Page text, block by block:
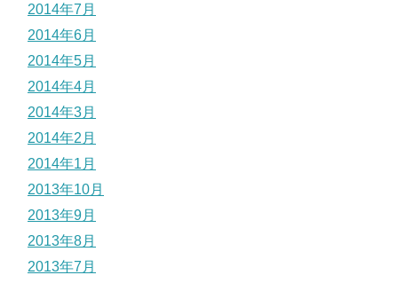
2014年7月
2014年6月
2014年5月
2014年4月
2014年3月
2014年2月
2014年1月
2013年10月
2013年9月
2013年8月
2013年7月